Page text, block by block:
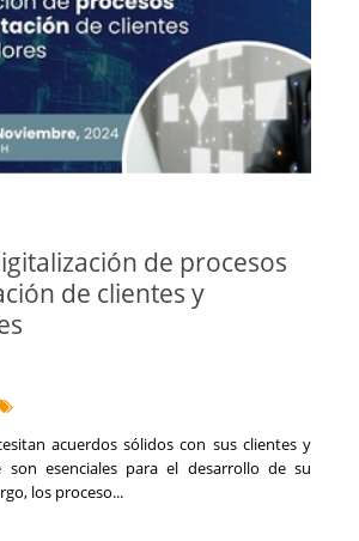
de procesos
de clientes y
acuerdos sólidos con sus clientes y
son esenciales para el desarrollo de su
los proceso...